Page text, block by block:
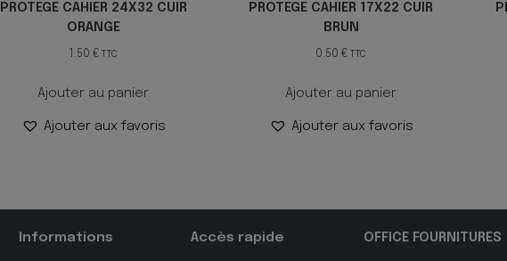
PROTEGE CAHIER 24X32 CUIR
ORANGE
1.50€ TTC
Ajouter au panier
Ajouter aux favoris
PROTEGE CAHIER 17X22 CUIR
BRUN
0.50€ TTC
Ajouter au panier
Ajouter aux favoris
Informations Accès rapide OFFICE FOURNITURES